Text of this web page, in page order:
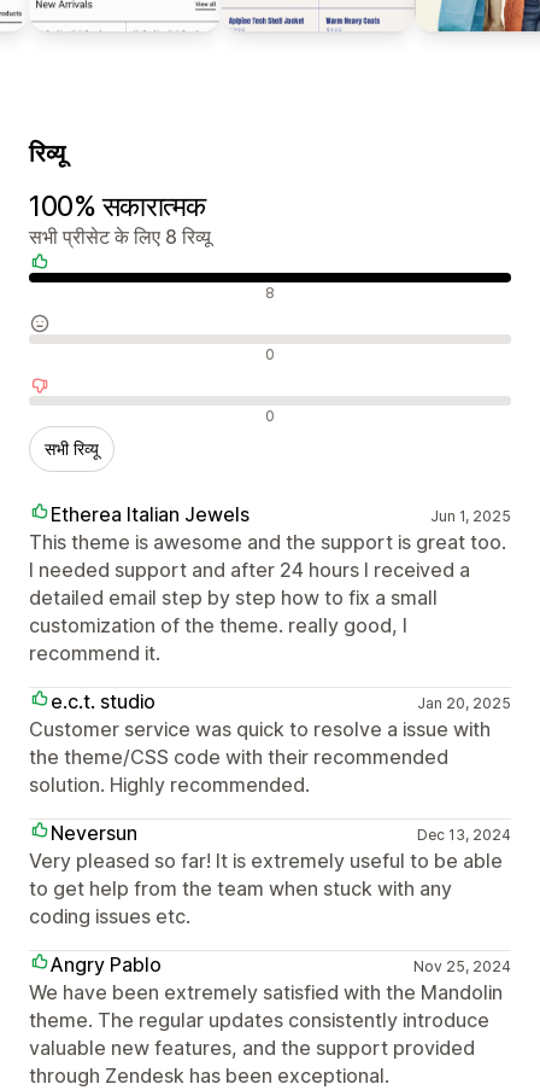
रिव्यू
100% सकारात्मक
सभी प्रीसेट के लिए 8 रिव्यू
8
0
0
सभी रिव्यू
Etherea Italian Jewels Jun 1, 2025
This theme is awesome and the support is great too.
I needed support and after 24 hours I received a
detailed email step by step how to fix a small
customization of the theme. really good, I
recommend it.
e.c.t. studio
Jan 20, 2025
Customer service was quick to resolve a issue with
the theme/CSS code with their recommended
solution. Highly recommended.
Neversun
Dec 13, 2024
Very pleased so far! It is extremely useful to be able
to get help from the team when stuck with any
coding issues etc.
Angry Pablo
Nov 25, 2024
We have been extremely satisfied with the Mandolin
theme. The regular updates consistently introduce
valuable new features, and the support provided
through Zendesk has been exceptional.